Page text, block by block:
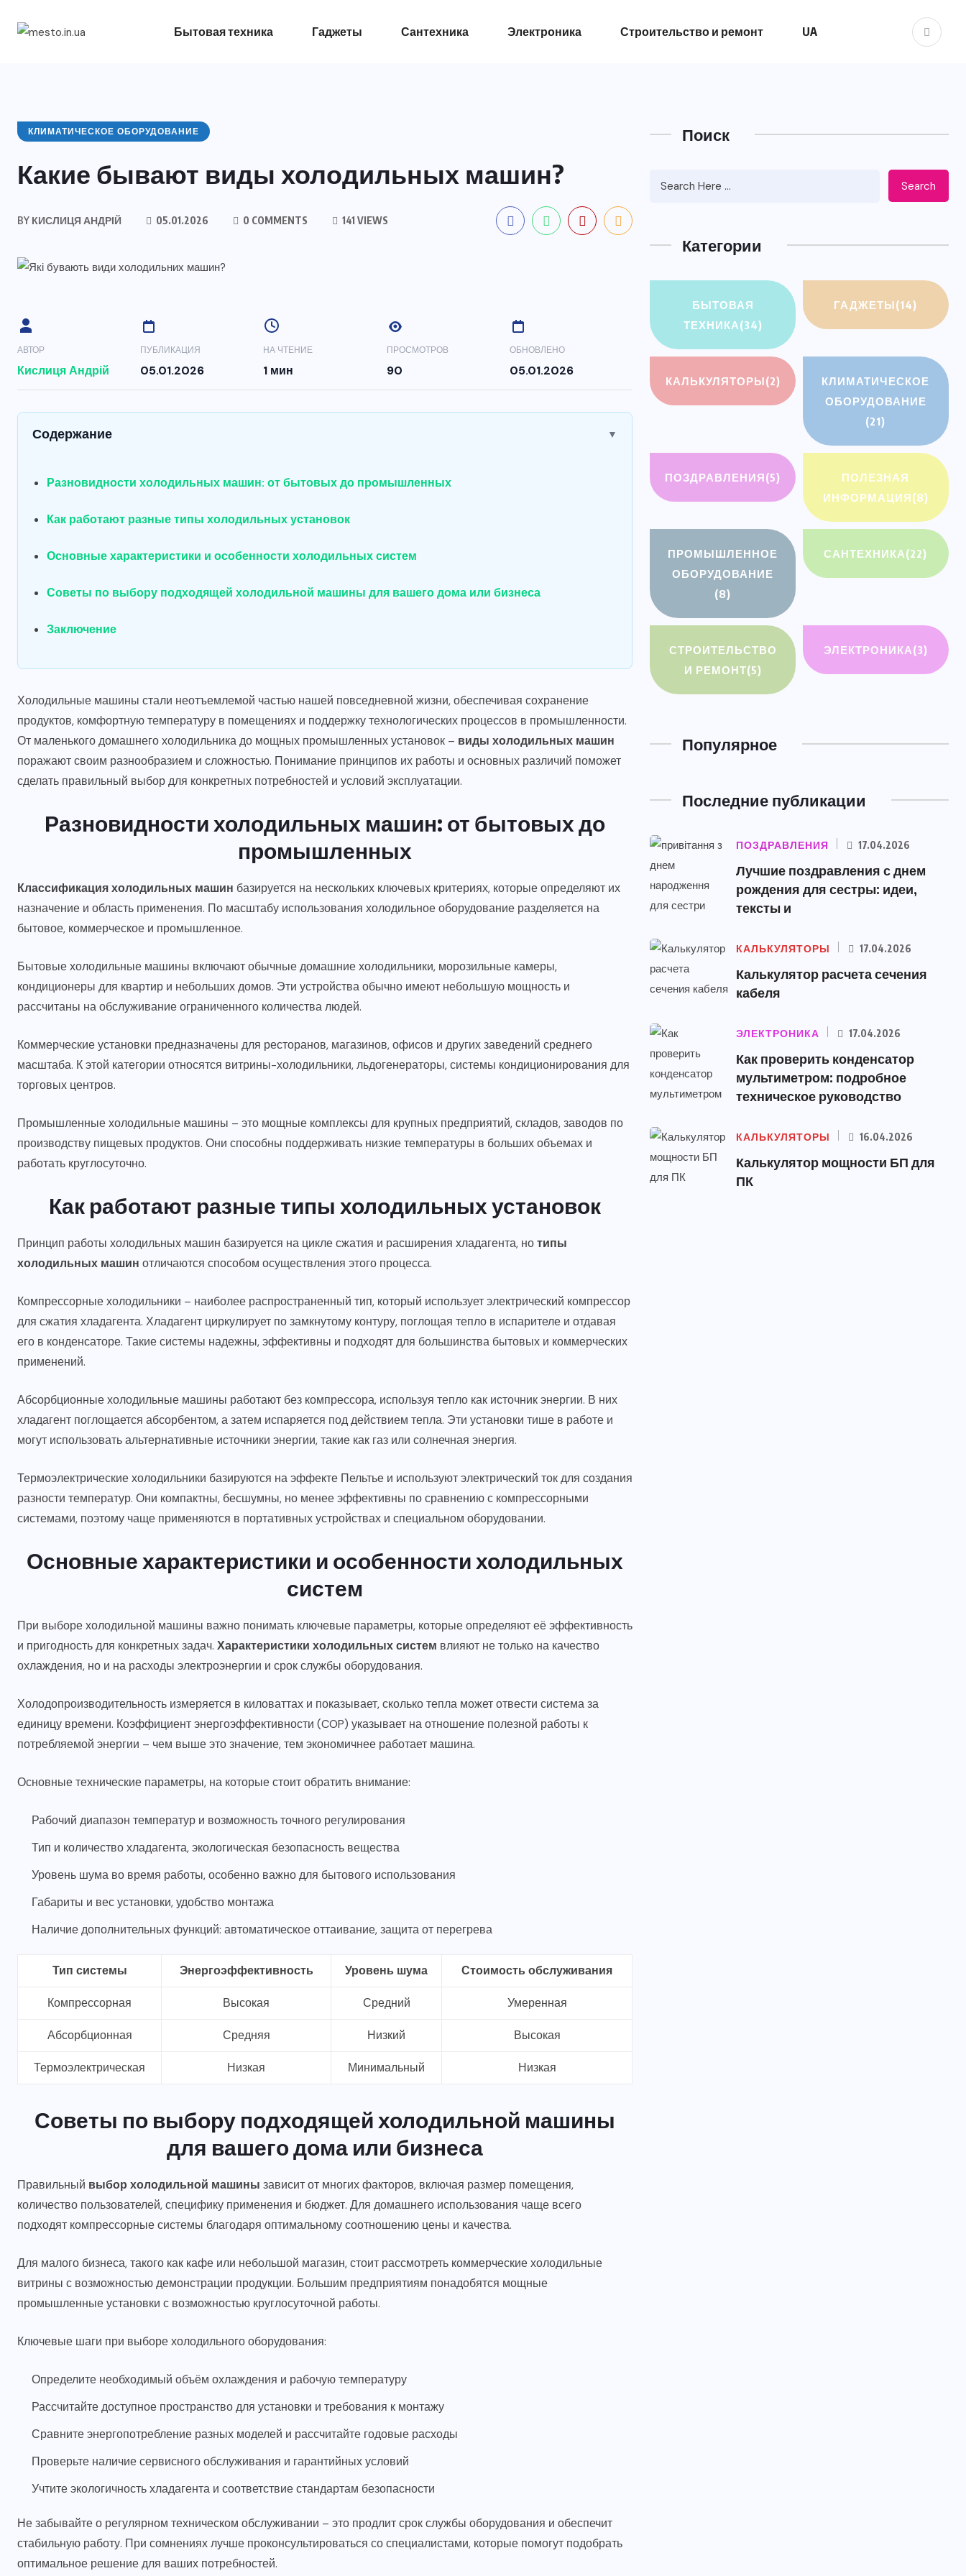
Бытовая техника Гаджеты Сантехника Электроника Строительство и ремонт UA
КЛИМАТИЧЕСКОЕ ОБОРУДОВАНИЕ
Какие бывают виды холодильных машин?
BY КИСЛИЦЯ АНДРІЙ 05.01.2026 0 COMMENTS 141 VIEWS
АВТОР
Кислиця Андрій
ПУБЛИКАЦИЯ
05.01.2026
НА ЧТЕНИЕ
1 мин
ПРОСМОТРОВ
90
ОБНОВЛЕНО
05.01.2026
Содержание ▼
Разновидности холодильных машин: от бытовых до промышленных
Как работают разные типы холодильных установок
Основные характеристики и особенности холодильных систем
Советы по выбору подходящей холодильной машины для вашего дома или бизнеса
Заключение
Холодильные машины стали неотъемлемой частью нашей повседневной жизни, обеспечивая сохранение
продуктов, комфортную температуру в помещениях и поддержку технологических процессов в промышленности.
От маленького домашнего холодильника до мощных промышленных установок – виды холодильных машин
поражают своим разнообразием и сложностью. Понимание принципов их работы и основных различий поможет
сделать правильный выбор для конкретных потребностей и условий эксплуатации.
Разновидности холодильных машин: от бытовых до
промышленных
Классификация холодильных машин базируется на нескольких ключевых критериях, которые определяют их
назначение и область применения. По масштабу использования холодильное оборудование разделяется на
бытовое, коммерческое и промышленное.
Бытовые холодильные машины включают обычные домашние холодильники, морозильные камеры,
кондиционеры для квартир и небольших домов. Эти устройства обычно имеют небольшую мощность и
рассчитаны на обслуживание ограниченного количества людей.
Коммерческие установки предназначены для ресторанов, магазинов, офисов и других заведений среднего
масштаба. К этой категории относятся витрины-холодильники, льдогенераторы, системы кондиционирования для
торговых центров.
Промышленные холодильные машины – это мощные комплексы для крупных предприятий, складов, заводов по
производству пищевых продуктов. Они способны поддерживать низкие температуры в больших объемах и
работать круглосуточно.
Как работают разные типы холодильных установок
Принцип работы холодильных машин базируется на цикле сжатия и расширения хладагента, нотипы
холодильных машин отличаются способом осуществления этого процесса.
Компрессорные холодильники – наиболее распространенный тип, который использует электрический компрессор
для сжатия хладагента. Хладагент циркулирует по замкнутому контуру, поглощая тепло в испарителе и отдавая
его в конденсаторе. Такие системы надежны, эффективны и подходят для большинства бытовых и коммерческих
применений.
Абсорбционные холодильные машины работают без компрессора, используя тепло как источник энергии. В них
хладагент поглощается абсорбентом, а затем испаряется под действием тепла. Эти установки тише в работе и
могут использовать альтернативные источники энергии, такие как газ или солнечная энергия.
Термоэлектрические холодильники базируются на эффекте Пельтье и используют электрический ток для создания
разности температур. Они компактны, бесшумны, но менее эффективны по сравнению с компрессорными
системами, поэтому чаще применяются в портативных устройствах и специальном оборудовании.
Основные характеристики и особенности холодильных
систем
При выборе холодильной машины важно понимать ключевые параметры, которые определяют её эффективность
и пригодность для конкретных задач. Характеристики холодильных систем влияют не только на качество
охлаждения, но и на расходы электроэнергии и срок службы оборудования.
Холодопроизводительность измеряется в киловаттах и показывает, сколько тепла может отвести система за
единицу времени. Коэффициент энергоэффективности (COP) указывает на отношение полезной работы к
потребляемой энергии – чем выше это значение, тем экономичнее работает машина.
Основные технические параметры, на которые стоит обратить внимание:
Рабочий диапазон температур и возможность точного регулирования
Тип и количество хладагента, экологическая безопасность вещества
Уровень шума во время работы, особенно важно для бытового использования
Габариты и вес установки, удобство монтажа
Наличие дополнительных функций: автоматическое оттаивание, защита от перегрева
Тип системы Энергоэффективность Уровень шума Стоимость обслуживания
Компрессорная Высокая Средний Умеренная
Абсорбционная Средняя Низкий Высокая
Термоэлектрическая Низкая Минимальный Низкая
Советы по выбору подходящей холодильной машины
для вашего дома или бизнеса
Правильный выбор холодильной машины зависит от многих факторов, включая размер помещения,
количество пользователей, специфику применения и бюджет. Для домашнего использования чаще всего
подходят компрессорные системы благодаря оптимальному соотношению цены и качества.
Для малого бизнеса, такого как кафе или небольшой магазин, стоит рассмотреть коммерческие холодильные
витрины с возможностью демонстрации продукции. Большим предприятиям понадобятся мощные
промышленные установки с возможностью круглосуточной работы.
Ключевые шаги при выборе холодильного оборудования:
Определите необходимый объём охлаждения и рабочую температуру
Рассчитайте доступное пространство для установки и требования к монтажу
Сравните энергопотребление разных моделей и рассчитайте годовые расходы
Проверьте наличие сервисного обслуживания и гарантийных условий
Учтите экологичность хладагента и соответствие стандартам безопасности
Не забывайте о регулярном техническом обслуживании – это продлит срок службы оборудования и обеспечит
стабильную работу. При сомнениях лучше проконсультироваться со специалистами, которые помогут подобрать
оптимальное решение для ваших потребностей.
Поиск
Search
Категории
БЫТОВАЯ
ТЕХНИКА(34)
ГАДЖЕТЫ(14)
КАЛЬКУЛЯТОРЫ(2)
КЛИМАТИЧЕСКОЕ
ОБОРУДОВАНИЕ
(21)
ПОЗДРАВЛЕНИЯ(5)
ПОЛЕЗНАЯ
ИНФОРМАЦИЯ(8)
ПРОМЫШЛЕННОЕ
ОБОРУДОВАНИЕ
(8)
САНТЕХНИКА(22)
СТРОИТЕЛЬСТВО
И РЕМОНТ(5)
ЭЛЕКТРОНИКА(3)
Популярное
Последние публикации
ПОЗДРАВЛЕНИЯ 17.04.2026
Лучшие поздравления с днем
рождения для сестры: идеи,
тексты и
КАЛЬКУЛЯТОРЫ 17.04.2026
Калькулятор расчета сечения
кабеля
ЭЛЕКТРОНИКА 17.04.2026
Как проверить конденсатор
мультиметром: подробное
техническое руководство
КАЛЬКУЛЯТОРЫ 16.04.2026
Калькулятор мощности БП для
ПК